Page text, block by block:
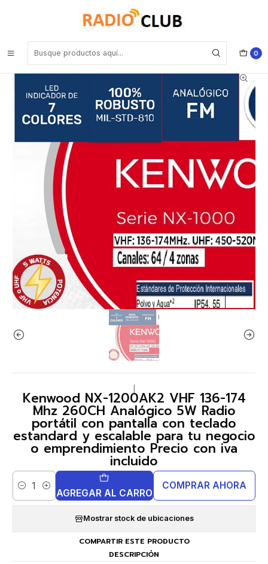
0
Kenwood NX-1200AK2 VHF 136-174 Mhz 260CH Analógico 5W
Radio portátil con pantalla con teclado estandard y escalable para tu
Kenwood NX-1200AK2 VHF 136-174
Mhz 260CH Analógico 5W Radio
portátil con pantalla con teclado
estandard y escalable para tu negocio
o emprendimiento Precio con iva
incluido
Cantidad AGREGAR AL CARRO
COMPRAR AHORA
Mostrar stock de ubicaciones
COMPARTIR ESTE PRODUCTO
DESCRIPCIÓN